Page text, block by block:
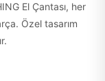
El Çantası, her
Özel tasarım